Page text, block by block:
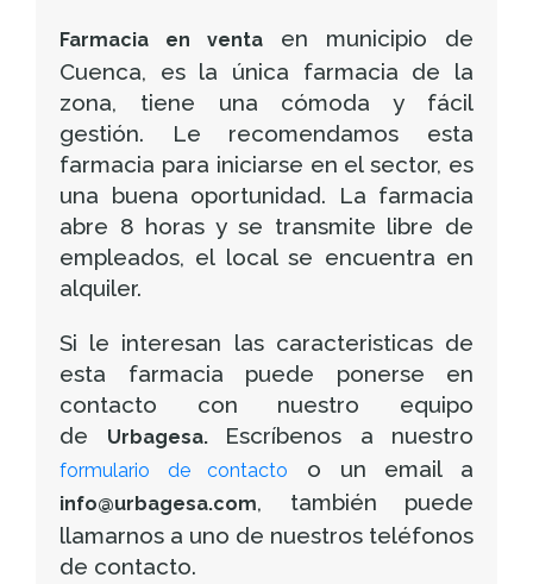
Farmacia en venta en municipio de
Cuenca, es la única farmacia de la
zona, tiene una cómoda y fácil
gestión. Le recomendamos esta
farmacia para iniciarse en el sector, es
una buena oportunidad. La farmacia
abre 8 horas y se transmite libre de
empleados, el local se encuentra en
alquiler.
Si le interesan las caracteristicas de
esta farmacia puede ponerse en
contacto con nuestro equipo
de
Urbagesa. Escríbenos a nuestro
formulario de contacto o un email a
info@urbagesa.com, también puede
llamarnos a uno de nuestros teléfonos
de contacto.